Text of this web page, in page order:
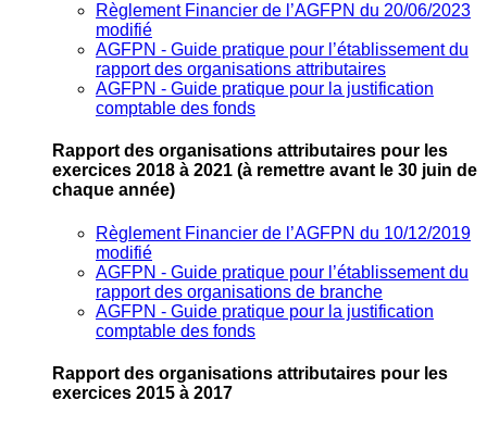
Règlement Financier de l’AGFPN du 20/06/2023
modifié
AGFPN ‐ Guide pratique pour l’établissement du
rapport des organisations attributaires
AGFPN ‐ Guide pratique pour la justification
comptable des fonds
Rapport des organisations attributaires pour les
exercices 2018 à 2021 (à remettre avant le 30 juin de
chaque année)
Règlement Financier de l’AGFPN du 10/12/2019
modifié
AGFPN ‐ Guide pratique pour l’établissement du
rapport des organisations de branche
AGFPN ‐ Guide pratique pour la justification
comptable des fonds
Rapport des organisations attributaires pour les
exercices 2015 à 2017